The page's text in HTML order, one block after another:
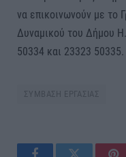
να επικοινωνούν με το
Δυναμικού του Δήμου
50334 και 23323 50335.
ΣΥΜΒΑΣΗ ΕΡΓΑΣΙΑΣ